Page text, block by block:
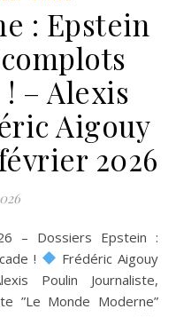
: Epstein
– Alexis
Aigouy
2026
!
Frédéric Aigouy
Poulin Journaliste,
”Le Monde Moderne”